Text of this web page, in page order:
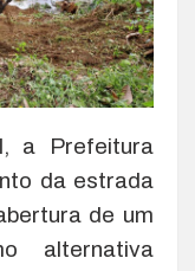
a Prefeitura
da estrada
de um
alternativa